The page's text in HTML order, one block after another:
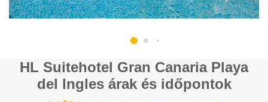
HL Suitehotel Gran Canaria Playa
del Ingles árak és időpontok